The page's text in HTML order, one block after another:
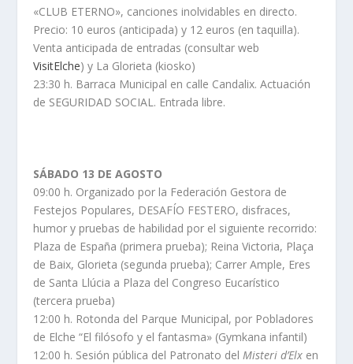
«CLUB ETERNO», canciones inolvidables en directo.
Precio: 10 euros (anticipada) y 12 euros (en taquilla).
Venta anticipada de entradas (consultar web
VisitElche) y La Glorieta (kiosko)
23:30 h. Barraca Municipal en calle Candalix. Actuación
de SEGURIDAD SOCIAL. Entrada libre.
SÁBADO 13 DE AGOSTO
09:00 h. Organizado por la Federación Gestora de
Festejos Populares, DESAFÍO FESTERO, disfraces,
humor y pruebas de habilidad por el siguiente recorrido:
Plaza de España (primera prueba); Reina Victoria, Plaça
de Baix, Glorieta (segunda prueba); Carrer Ample, Eres
de Santa Llúcia a Plaza del Congreso Eucarístico
(tercera prueba)
12:00 h. Rotonda del Parque Municipal, por Pobladores
de Elche “El filósofo y el fantasma» (Gymkana infantil)
12:00 h. Sesión pública del Patronato delMisteri d’Elx en